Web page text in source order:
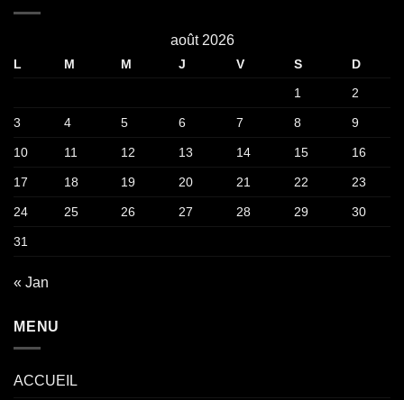
août 2026
L M M J V S
D
1
2
3 4 5 6 7 8 9
10 11 12 13 14 15 16
17 18 19 20 21 22 23
24 25 26 27 28 29 30
31
« Jan
MENU
ACCUEIL